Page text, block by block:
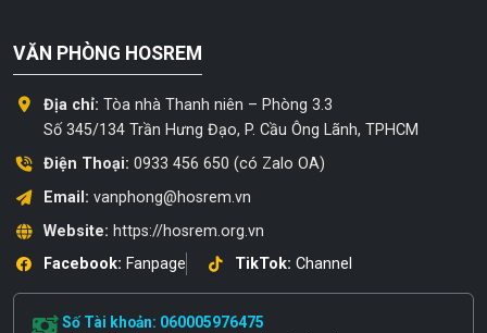
VĂN PHÒNG HOSREM
Địa chỉ: Tòa nhà Thanh niên – Phòng 3.3
Số 345/134 Trần Hưng Đạo, P. Cầu Ông Lãnh, TPHCM
Điện Thoại: 0933 456 650 (có Zalo OA)
Email: vanphong@hosrem.vn
Website: https://hosrem.org.vn
Facebook: Fanpage TikTok: Channel
Số Tài khoản: 060005976475